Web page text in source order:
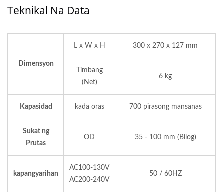
Teknikal Na Data
Dimensyon
L x W x H 300 x 270 x 127 mm
Timbang
(Net)
6 kg
Kapasidad kada oras 700 pirasong mansanas
Sukat ng
Prutas
OD 35 - 100 mm (Bilog)
kapangyarihan
AC100-130V
AC200-240V
50 / 60HZ